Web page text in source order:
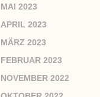
MAI 2023
APRIL 2023
MÄRZ 2023
FEBRUAR 2023
NOVEMBER 2022